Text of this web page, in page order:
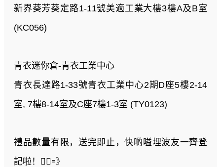
新界葵芳葵定路1-11號美適工業大樓3樓A及B室
(KC056)
青衣迷你倉-青衣工業中心
青衣長達路1-33號青衣工業中心2期D座5樓2-14
室, 7樓8-14室及C座7樓1-3室 (TY0123)
禮品數量有限，送完即止，快啲嗌埋波友一齊登
記啦！🏃‍♂️💨